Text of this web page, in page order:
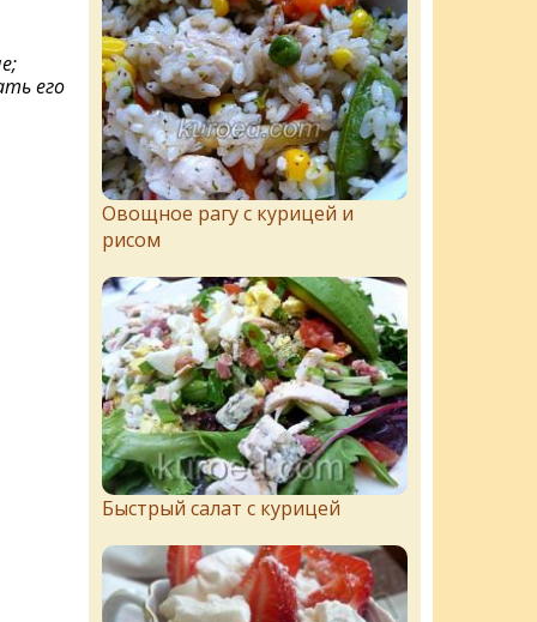
его
Овощное рагу с курицей и
рисом
Быстрый салат с курицей